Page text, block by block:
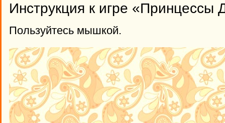
Инструкция к игре «Принцессы
Пользуйтесь мышкой.